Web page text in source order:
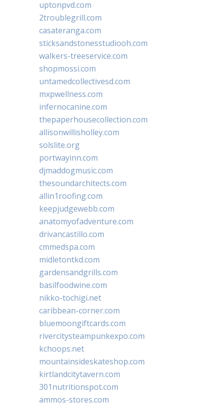
uptonpvd.com
2troublegrill.com
casateranga.com
sticksandstonesstudiooh.com
walkers-treeservice.com
shopmossi.com
untamedcollectivesd.com
mxpwellness.com
infernocanine.com
thepaperhousecollection.com
allisonwillisholley.com
solslite.org
portwayinn.com
djmaddogmusic.com
thesoundarchitects.com
allin1roofing.com
keepjudgewebb.com
anatomyofadventure.com
drivancastillo.com
cmmedspa.com
midletontkd.com
gardensandgrills.com
basilfoodwine.com
nikko-tochigi.net
caribbean-corner.com
bluemoongiftcards.com
rivercitysteampunkexpo.com
kchoops.net
mountainsideskateshop.com
kirtlandcitytavern.com
301nutritionspot.com
ammos-stores.com